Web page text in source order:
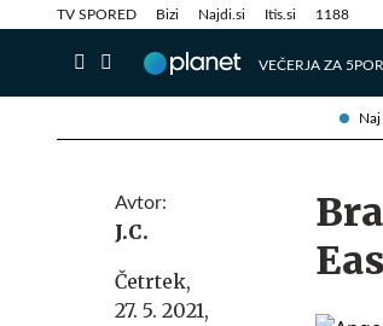
TV SPORED Bizi Najdi.si Itis.si 1188
VEČERJA ZA 5
Info in obvestila Tehnik
Avtor:
J.C.
Četrtek,
27. 5. 2021,